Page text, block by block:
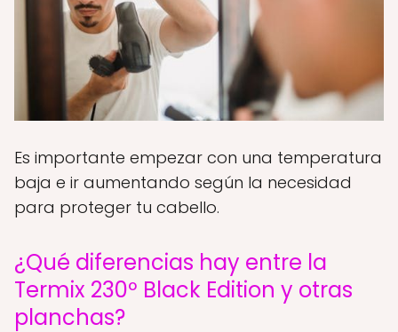
Es importante empezar con una temperatura
baja e ir aumentando según la necesidad
para proteger tu cabello.
¿Qué diferencias hay entre la
Termix 230º Black Edition y otras
planchas?